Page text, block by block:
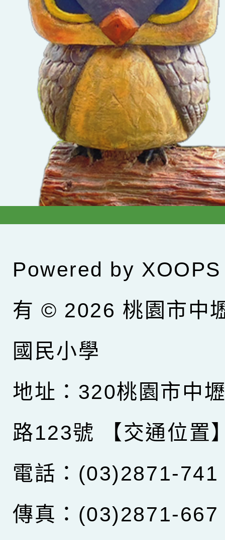
Powered by XOOPS
有 © 2026 桃園市中
國民小學
地址：320桃園市中
路123號
【交通位置
電話：(03)2871-741
傳真：(03)2871-667